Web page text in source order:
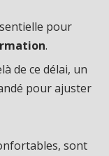
pour
.
de ce délai, un
pour ajuster
sont